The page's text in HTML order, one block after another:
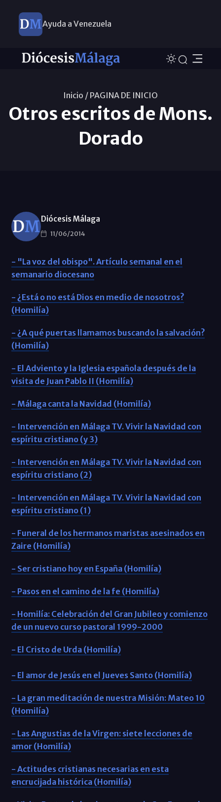
Ayuda a Venezuela
Inicio / PAGINA DE INICIO
Otros escritos de Mons.
Dorado
Diócesis Málaga
11/06/2014
- "La voz del obispo". Artículo semanal en el
semanario diocesano
- ¿Está o no está Dios en medio de nosotros?
(Homilía)
- ¿A qué puertas llamamos buscando la salvación?
(Homilía)
- El Adviento y la Iglesia española después de la
visita de Juan Pablo II (Homilía)
- Málaga canta la Navidad (Homilía)
- Intervención en Málaga TV. Vivir la Navidad con
espíritu cristiano (y 3)
- Intervención en Málaga TV. Vivir la Navidad con
espíritu cristiano (2)
- Intervención en Málaga TV. Vivir la Navidad con
espíritu cristiano (1)
- Funeral de los hermanos maristas asesinados en
Zaire (Homilía)
- Ser cristiano hoy en España (Homilía)
- Pasos en el camino de la fe (Homilía)
- Homilía: Celebración del Gran Jubileo y comienzo
de un nuevo curso pastoral 1999-2000
- El Cristo de Urda (Homilía)
- El amor de Jesús en el Jueves Santo (Homilía)
- La gran meditación de nuestra Misión: Mateo 10
(Homilía)
- Las Angustias de la Virgen: siete lecciones de
amor (Homilía)
- Actitudes cristianas necesarias en esta
encrucijada histórica (Homilía)